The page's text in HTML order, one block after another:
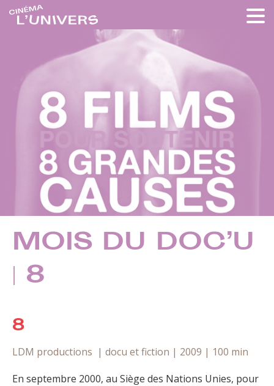
MOIS DU DOC’U
| 8
8
LDM productions | docu et fiction | 2009 | 100 min
En septembre 2000, au Siège des Nations Unies, pour